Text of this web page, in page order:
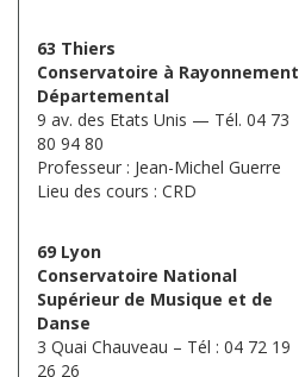
63 Thiers
Conservatoire à Rayonnement
Départemental
9 av. des Etats Unis — Tél. 04 73
80 94 80
Professeur : Jean-Michel Guerre
Lieu des cours : CRD
69 Lyon
Conservatoire National
Supérieur de Musique et de
Danse
3 Quai Chauveau – Tél : 04 72 19
26 26